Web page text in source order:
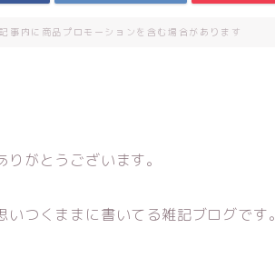
記事内に商品プロモーションを含む場合があります
がとうございます。
つくままに書いてる雑記ブログです。